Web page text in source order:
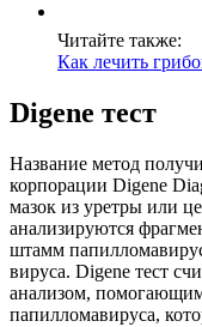
Читайте также:
Как лечить
Digene тест
Название метод
корпорации Digene
мазок из уретры или
анализируются
штамм
вируса. Digene тест
анализом,
папилломавируса,